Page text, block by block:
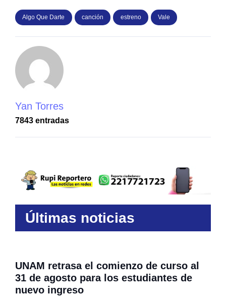
Algo Que Darte canción estreno Vale
Yan Torres
7843 entradas
Últimas noticias
UNAM retrasa el comienzo de curso al
31 de agosto para los estudiantes de
nuevo ingreso